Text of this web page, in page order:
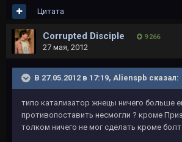
Цитата
Corrupted Disciple 9 266
27 мая, 2012
В 27.05.2012 в 17:19, Alienspb сказал:
типо катализатор жнецы ничего больше
противопоставить несмогли ? кроме
толком ничего не мог сделать кроме